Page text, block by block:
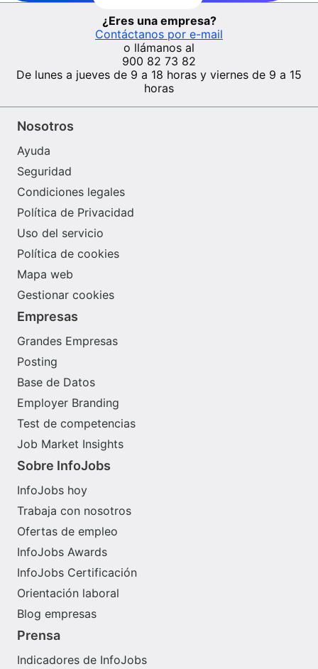
¿Eres una empresa?
Contáctanos por e-mail
o llámanos al
900 82 73 82
De lunes a jueves de 9 a 18 horas y viernes de 9 a 15
horas
Nosotros
Ayuda
Seguridad
Condiciones legales
Política de Privacidad
Uso del servicio
Política de cookies
Mapa web
Gestionar cookies
Empresas
Grandes Empresas
Posting
Base de Datos
Employer Branding
Test de competencias
Job Market Insights
Sobre InfoJobs
InfoJobs hoy
Trabaja con nosotros
Ofertas de empleo
InfoJobs Awards
InfoJobs Certificación
Orientación laboral
Blog empresas
Prensa
Indicadores de InfoJobs